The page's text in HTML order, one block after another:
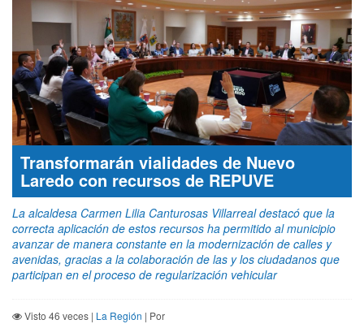
Transformarán vialidades de Nuevo
Laredo con recursos de REPUVE
La alcaldesa Carmen Lilia Canturosas Villarreal destacó que la
correcta aplicación de estos recursos ha permitido al municipio
avanzar de manera constante en la modernización de calles y
avenidas, gracias a la colaboración de las y los ciudadanos que
participan en el proceso de regularización vehicular
Visto 46 veces | La Región | Por